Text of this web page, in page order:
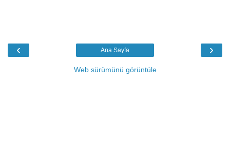
‹ ›
Ana Sayfa
Web sürümünü görüntüle